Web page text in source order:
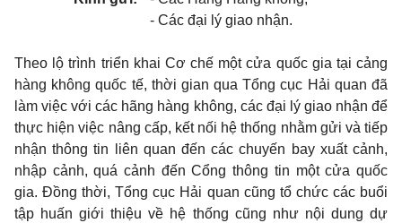
- Các đại lý giao nhận.
Theo lộ trình triển khai Cơ chế một cửa quốc gia tại cảng
hàng không quốc tế, thời gian qua Tổng cục Hải quan đã
làm việc với các hãng hàng không, các đại lý giao nhận để
thực hiện việc nâng cấp, kết nối hệ thống nhằm gửi và tiếp
nhận thông tin liên quan đến các chuyến bay xuất cảnh,
nhập cảnh, quá cảnh đến Cổng thông tin một cửa quốc
gia. Đồng thời, Tổng cục Hải quan cũng tổ chức các buổi
tập huấn giới thiệu về hệ thống cũng như nội dung dự